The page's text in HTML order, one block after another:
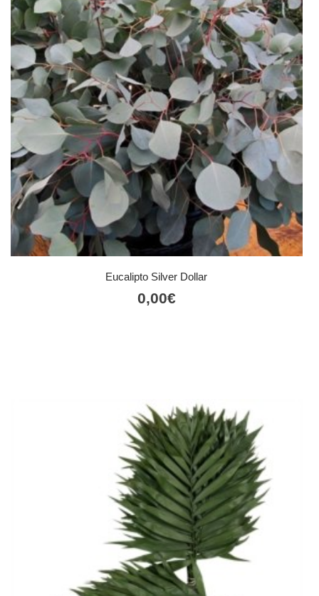
Eucalipto Silver Dollar
0,00€